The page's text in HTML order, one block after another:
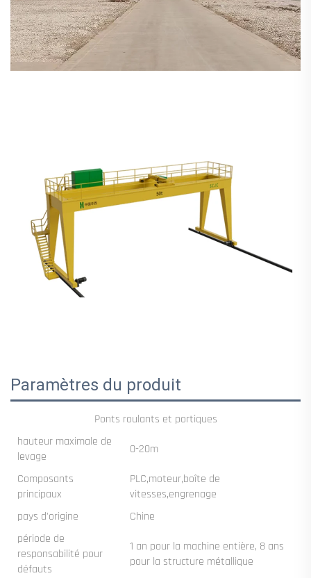
Paramètres du produit
Ponts roulants et portiques
hauteur maximale de
levage
0-20m
Composants
principaux
PLC,moteur,boîte de
vitesses,engrenage
pays d'origine
Chine
période de
responsabilité pour
défauts
1 an pour la machine entière, 8 ans
pour la structure métallique